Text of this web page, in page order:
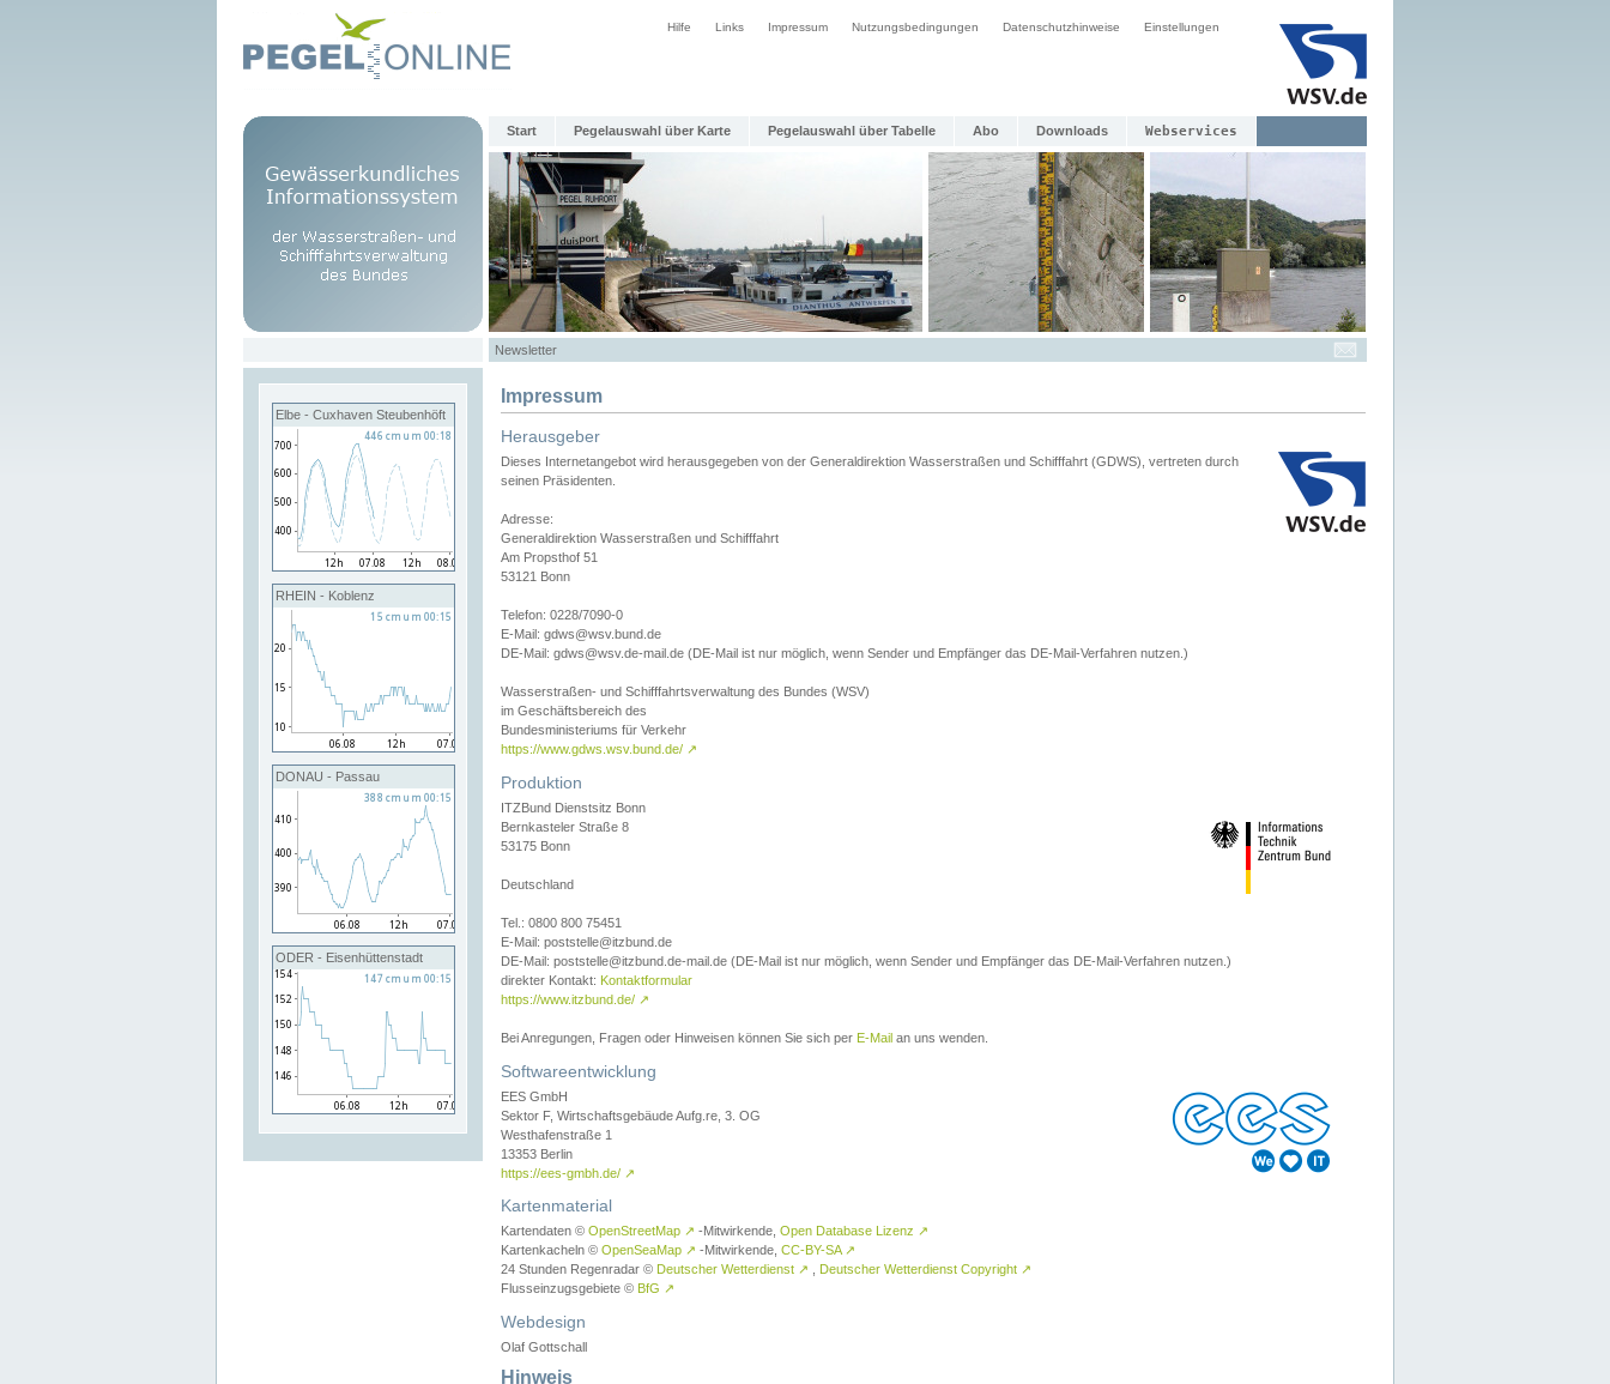
Hilfe Links Impressum Nutzungsbedingungen Datenschutzhinweise Einstellungen
Start Pegelauswahl über Karte Pegelauswahl über Tabelle Abo Downloads Webservices
Newsletter
Elbe - Cuxhaven Steubenhöft
RHEIN - Koblenz
DONAU - Passau
ODER - Eisenhüttenstadt
Impressum
Herausgeber
Dieses Internetangebot wird herausgegeben von der Generaldirektion Wasserstraßen und Schifffahrt (GDWS), vertreten durch
seinen Präsidenten.
Adresse:
Generaldirektion Wasserstraßen und Schifffahrt
Am Propsthof 51
53121 Bonn
Telefon: 0228/7090-0
E-Mail: gdws@wsv.bund.de
DE-Mail: gdws@wsv.de-mail.de (DE-Mail ist nur möglich, wenn Sender und Empfänger das DE-Mail-Verfahren nutzen.)
Wasserstraßen- und Schifffahrtsverwaltung des Bundes (WSV)
im Geschäftsbereich des
Bundesministeriums für Verkehr
https://www.gdws.wsv.bund.de/ ↗
Produktion
ITZBund Dienstsitz Bonn
Bernkasteler Straße 8
53175 Bonn
Deutschland
Tel.: 0800 800 75451
E-Mail: poststelle@itzbund.de
DE-Mail: poststelle@itzbund.de-mail.de (DE-Mail ist nur möglich, wenn Sender und Empfänger das DE-Mail-Verfahren nutzen.)
direkter Kontakt: Kontaktformular
https://www.itzbund.de/ ↗
Bei Anregungen, Fragen oder Hinweisen können Sie sich per E-Mail an uns wenden.
Softwareentwicklung
EES GmbH
Sektor F, Wirtschaftsgebäude Aufg.re, 3. OG
Westhafenstraße 1
13353 Berlin
https://ees-gmbh.de/ ↗
Kartenmaterial
Kartendaten © OpenStreetMap ↗ -Mitwirkende, Open Database Lizenz ↗
Kartenkacheln © OpenSeaMap ↗ -Mitwirkende, CC-BY-SA ↗
24 Stunden Regenradar © Deutscher Wetterdienst ↗ Deutscher Wetterdienst Copyright ↗
Flusseinzugsgebiete © BfG ↗
Webdesign
Olaf Gottschall
Hinweis